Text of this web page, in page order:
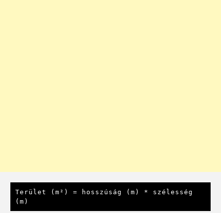
Terület (m²) = hosszúság (m) * szélesség
(m)